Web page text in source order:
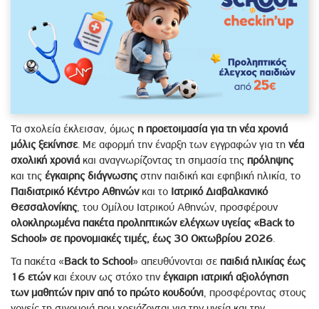
Τα σχολεία έκλεισαν, όμως η προετοιμασία για τη νέα χρονιά
μόλις ξεκίνησε. Με αφορμή την έναρξη των εγγραφών για τη νέα
σχολική χρονιά και αναγνωρίζοντας τη σημασία της πρόληψης
και της έγκαιρης διάγνωσηςστην παιδική και εφηβική ηλικία, το
Παιδιατρικό Κέντρο Αθηνώνκαι το Ιατρικό Διαβαλκανικό
Θεσσαλονίκης, του Ομίλου Ιατρικού Αθηνών, προσφέρουν
ολοκληρωμένα πακέτα προληπτικών ελέγχων υγείας «Back to
School» σε προνομιακές τιμές, έως 30 Οκτωβρίου 2026.
Τα πακέτα «Back to School» απευθύνονται σε παιδιά ηλικίας έως
16 ετώνκαι έχουν ως στόχο την έγκαιρη ιατρική αξιολόγηση
των μαθητών πριν από το πρώτο κουδούνι, προσφέροντας στους